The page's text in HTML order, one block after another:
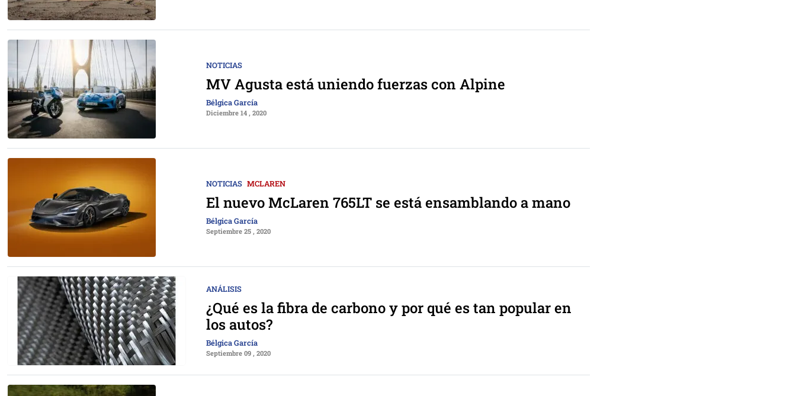
NOTICIAS
MV Agusta está uniendo fuerzas con Alpine
Bélgica García
Diciembre 14 , 2020
NOTICIAS MCLAREN
El nuevo McLaren 765LT se está ensamblando a mano
Bélgica García
Septiembre 25 , 2020
ANÁLISIS
¿Qué es la fibra de carbono y por qué es tan popular en
los autos?
Bélgica García
Septiembre 09 , 2020